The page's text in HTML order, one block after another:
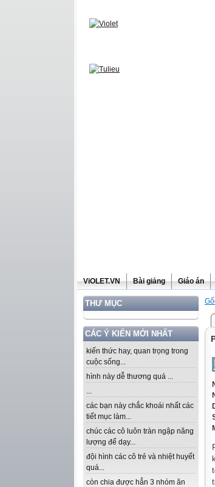
ViOLET.VN Bài giảng Giáo án
THƯ MỤC
CÁC Ý KIẾN MỚI NHẤT
kiến thức hay, quan trọng trong
cuộc sống...
hình này dễ thương quá ...
...
các bạn này chắc khoái nhất các
tiết mục làm...
chúc các cô luôn tràn ngập năng
lượng để dạy...
đội hình các cô trẻ và nhiệt huyết
quá...
còn chia được hẳn 3 nhóm ăn